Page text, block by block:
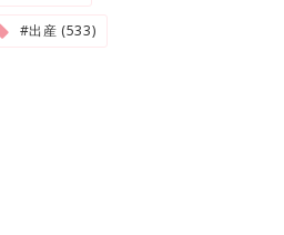
#出産 (533)